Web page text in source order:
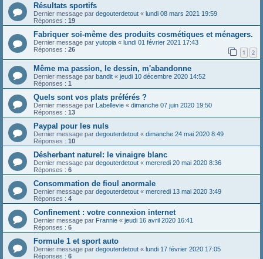
Résultats sportifs
Dernier message par degouterdetout « lundi 08 mars 2021 19:59
Réponses : 19
Fabriquer soi-même des produits cosmétiques et ménagers.
Dernier message par yutopia « lundi 01 février 2021 17:43
Réponses : 26 1 2
Même ma passion, le dessin, m'abandonne
Dernier message par bandit « jeudi 10 décembre 2020 14:52
Réponses : 1
Quels sont vos plats préférés ?
Dernier message par Labellevie « dimanche 07 juin 2020 19:50
Réponses : 13
Paypal pour les nuls
Dernier message par degouterdetout « dimanche 24 mai 2020 8:49
Réponses : 10
Désherbant naturel: le vinaigre blanc
Dernier message par degouterdetout « mercredi 20 mai 2020 8:36
Réponses : 6
Consommation de fioul anormale
Dernier message par degouterdetout « mercredi 13 mai 2020 3:49
Réponses : 4
Confinement : votre connexion internet
Dernier message par Frannie « jeudi 16 avril 2020 16:41
Réponses : 6
Formule 1 et sport auto
Dernier message par degouterdetout « lundi 17 février 2020 17:05
Réponses : 6